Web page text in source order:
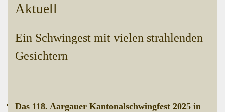
Aktuell
Ein Schwingest mit vielen strahlenden
Gesichtern
Das 118. Aargauer Kantonalschwingfest 2025 in